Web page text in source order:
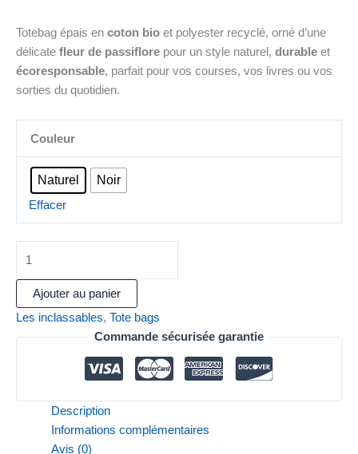
Totebag épais en coton bio et polyester recyclé, orné d’une
délicate fleur de passiflore pour un style naturel, durable et
écoresponsable, parfait pour vos courses, vos livres ou vos
sorties du quotidien.
Couleur
Naturel Noir
Effacer
Ajouter au panier
Les inclassables, Tote bags
Commande sécurisée garantie
Description
Informations complémentaires
Avis (0)